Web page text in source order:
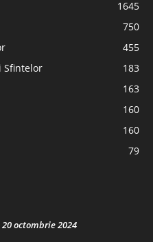
1645
750
455
Sfintelor
183
163
160
160
79
octombrie 2024